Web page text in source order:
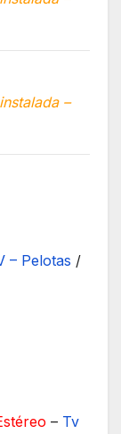
–
– Pelotas /
– Tv